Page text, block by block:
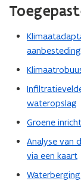
wateropslag
Groene
Analyse van
via een kaart